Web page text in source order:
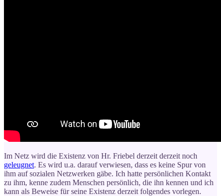
Im Netz wird die Existenz von Hr. Friebel derzeit derzeit noch
geleugnet. Es wird u.a. darauf verwiesen, dass es keine Spur von
ihm auf sozialen Netzwerken gäbe. Ich hatte persönlichen Kontakt
zu ihm, kenne zudem Menschen persönlich, die ihn kennen und ich
kann als Beweise für seine Existenz derzeit folgendes vorlegen.